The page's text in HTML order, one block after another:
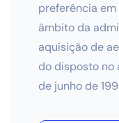
preferência
âmbito da
aquisição de
do disposto no
de junho de